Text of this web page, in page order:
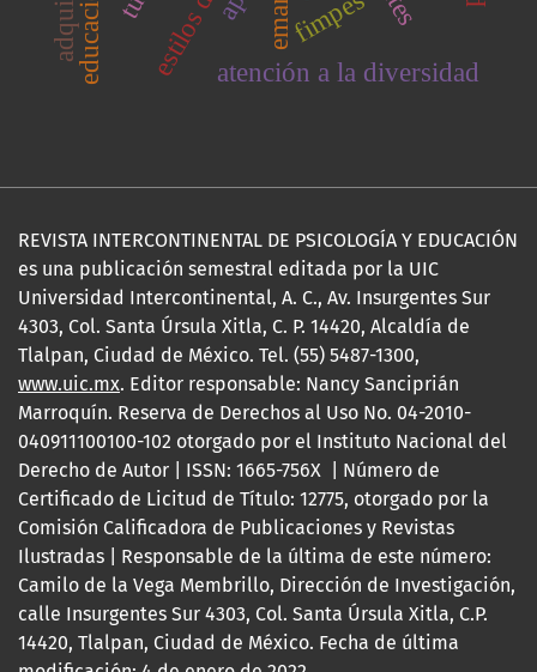
atención a la diversidad
fimpes
REVISTA INTERCONTINENTAL DE PSICOLOGÍA Y EDUCACIÓN
es una publicación semestral editada por la UIC
Universidad Intercontinental, A. C., Av. Insurgentes Sur
4303, Col. Santa Úrsula Xitla, C. P. 14420, Alcaldía de
Tlalpan, Ciudad de México. Tel. (55) 5487-1300,
www.uic.mx. Editor responsable: Nancy Sanciprián
Marroquín. Reserva de Derechos al Uso No. 04-2010-
040911100100-102 otorgado por el Instituto Nacional del
Derecho de Autor | ISSN: 1665-756X | Número de
Certificado de Licitud de Título: 12775, otorgado por la
Comisión Calificadora de Publicaciones y Revistas
Ilustradas | Responsable de la última de este número:
Camilo de la Vega Membrillo, Dirección de Investigación,
calle Insurgentes Sur 4303, Col. Santa Úrsula Xitla, C.P.
14420, Tlalpan, Ciudad de México. Fecha de última